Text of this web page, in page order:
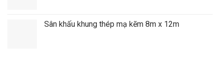
Sân khấu khung thép mạ kẽm 8m x 12m